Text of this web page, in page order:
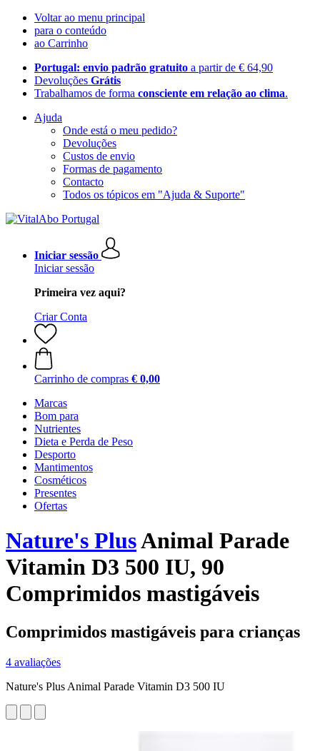
Voltar ao menu principal
para o conteúdo
ao Carrinho
Portugal: envio padrão gratuito a partir de € 64,90
Devoluções Grátis
Trabalhamos de forma consciente em relação ao clima.
Ajuda
Onde está o meu pedido?
Devoluções
Custos de envio
Formas de pagamento
Contacto
Todos os tópicos em "Ajuda & Suporte"
Iniciar sessão
Iniciar sessão
Primeira vez aqui?
Criar Conta
Carrinho de compras € 0,00
Marcas
Bom para
Nutrientes
Dieta e Perda de Peso
Desporto
Mantimentos
Cosméticos
Presentes
Ofertas
Nature's PlusAnimal Parade
Vitamin D3 500 IU, 90
Comprimidos mastigáveis
Comprimidos mastigáveis para crianças
4 avaliações
Nature's Plus Animal Parade Vitamin D3 500 IU